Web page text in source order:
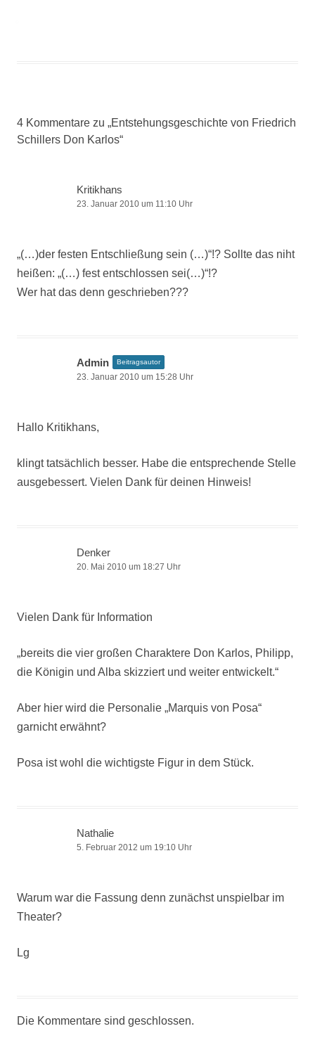
4 Kommentare zu „Entstehungsgeschichte von Friedrich
Schillers Don Karlos“
Kritikhans
23. Januar 2010 um 11:10 Uhr
„(…)der festen Entschließung sein (…)“!? Sollte das niht
heißen: „(…) fest entschlossen sei(…)“!?
Wer hat das denn geschrieben???
Admin Beitragsautor
23. Januar 2010 um 15:28 Uhr
Hallo Kritikhans,
klingt tatsächlich besser. Habe die entsprechende Stelle
ausgebessert. Vielen Dank für deinen Hinweis!
Denker
20. Mai 2010 um 18:27 Uhr
Vielen Dank für Information
„bereits die vier großen Charaktere Don Karlos, Philipp,
die Königin und Alba skizziert und weiter entwickelt.“
Aber hier wird die Personalie „Marquis von Posa“
garnicht erwähnt?
Posa ist wohl die wichtigste Figur in dem Stück.
Nathalie
5. Februar 2012 um 19:10 Uhr
Warum war die Fassung denn zunächst unspielbar im
Theater?
Lg
Die Kommentare sind geschlossen.